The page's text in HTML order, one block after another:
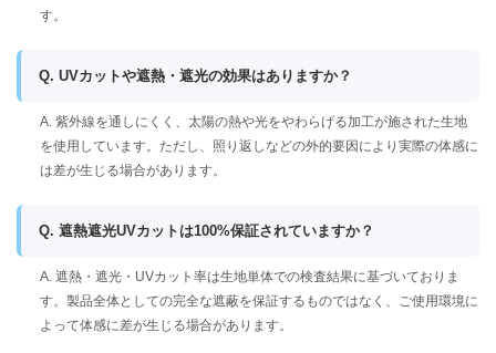
す。
Q. UVカットや遮熱・遮光の効果はありますか？
A. 紫外線を通しにくく、太陽の熱や光をやわらげる加工が施された生地
を使用しています。ただし、照り返しなどの外的要因により実際の体感に
は差が生じる場合があります。
Q. 遮熱遮光UVカットは100%保証されていますか？
A. 遮熱・遮光・UVカット率は生地単体での検査結果に基づいておりま
す。製品全体としての完全な遮蔽を保証するものではなく、ご使用環境に
よって体感に差が生じる場合があります。